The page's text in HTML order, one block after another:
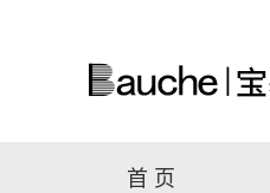
首 页